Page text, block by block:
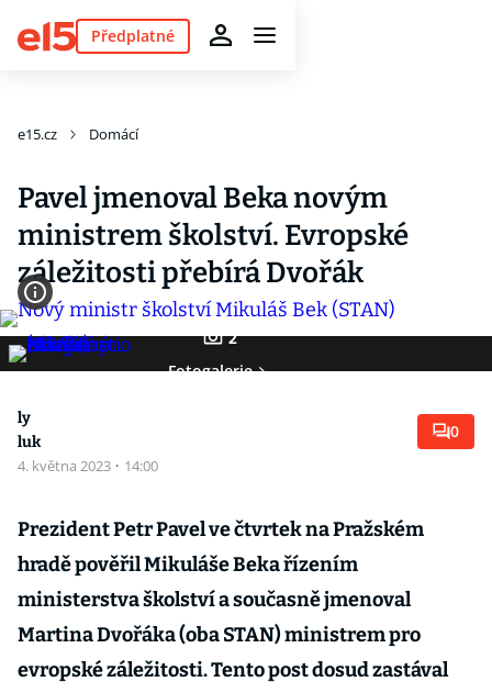
Předplatné
e15.cz Domácí
Pavel jmenoval Beka novým
ministrem školství. Evropské
záležitosti přebírá Dvořák
2
Fotogalerie
ly
luk
4. května 2023 · 14:00
0
Prezident Petr Pavel ve čtvrtek na Pražském
hradě pověřil Mikuláše Beka řízením
ministerstva školství a současně jmenoval
Martina Dvořáka (oba STAN) ministrem pro
evropské záležitosti. Tento post dosud zastával